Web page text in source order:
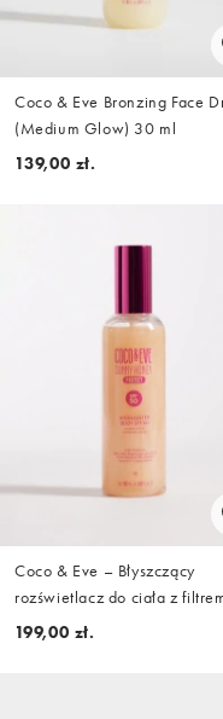
Coco & Eve Bronzing Face
(Medium Glow) 30 ml
139,00 zł.
Coco & Eve – Błyszczący
rozświetlacz do ciała z
SPF 50, 150 ml
199,00 zł.